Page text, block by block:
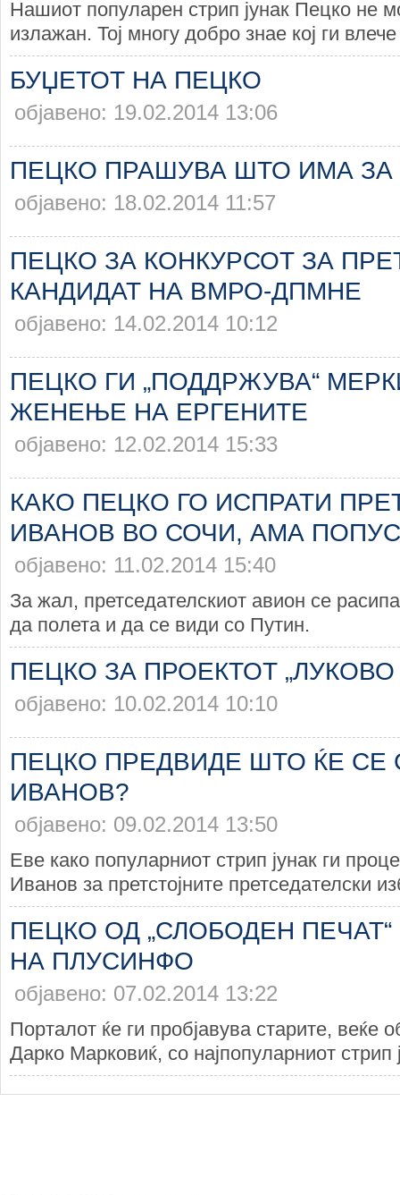
Нашиот популарен стрип јунак Пецко не
излажан. Тој многу добро знае кој ги
БУЏЕТОТ НА ПЕЦКО
објавено: 19.02.2014 13:06
ПЕЦКО ПРАШУВА ШТО ИМА ЗА
објавено: 18.02.2014 11:57
ПЕЦКО ЗА КОНКУРСОТ ЗА
КАНДИДАТ НА ВМРО-ДПМНЕ
објавено: 14.02.2014 10:12
ПЕЦКО ГИ „ПОДДРЖУВА“
ЖЕНЕЊЕ НА ЕРГЕНИТЕ
објавено: 12.02.2014 15:33
КАКО ПЕЦКО ГО ИСПРАТИ
ИВАНОВ ВО СОЧИ, АМА
објавено: 11.02.2014 15:40
За жал, претседателскиот авион се
да полета и да се види со Путин.
ПЕЦКО ЗА ПРОЕКТОТ „ЛУКОВО
објавено: 10.02.2014 10:10
ПЕЦКО ПРЕДВИДЕ ШТО ЌЕ СЕ
ИВАНОВ?
објавено: 09.02.2014 13:50
Еве како популарниот стрип јунак ги
Иванов за претстојните претседателски
ПЕЦКО ОД „СЛОБОДЕН ПЕЧАТ“
НА ПЛУСИНФО
објавено: 07.02.2014 13:22
Порталот ќе ги пробјавува старите, веќе
Дарко Марковиќ, со најпопуларниот стрип